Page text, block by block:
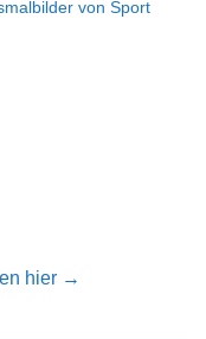
von Sport
hier →